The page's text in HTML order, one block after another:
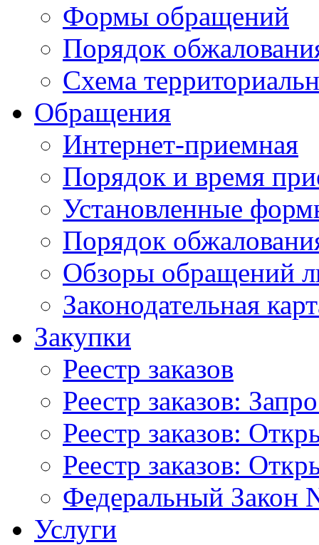
Формы обращений
Порядок
Схема
Обращения
Интернет-приемная
Порядок и время
Установленные
Порядок
Обзоры обращений
Законодательная
Закупки
Реестр заказов
Реестр заказов:
Реестр заказов:
Реестр заказов:
Федеральный Закон
Услуги